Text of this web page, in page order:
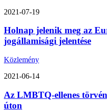
2021-07-19
Holnap jelenik meg az
jogállamisági jelentése
Közlemény
2021-06-14
Az LMBTQ-ellenes
úton